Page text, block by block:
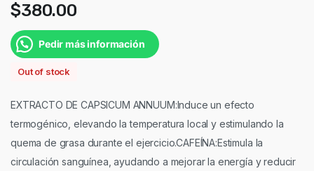
$380.00
Pedir más información
Out of stock
EXTRACTO DE CAPSICUM ANNUUM:Induce un efecto
termogénico, elevando la temperatura local y estimulando la
quema de grasa durante el ejercicio.CAFEÍNA:Estimula la
circulación sanguínea, ayudando a mejorar la energía y reducir